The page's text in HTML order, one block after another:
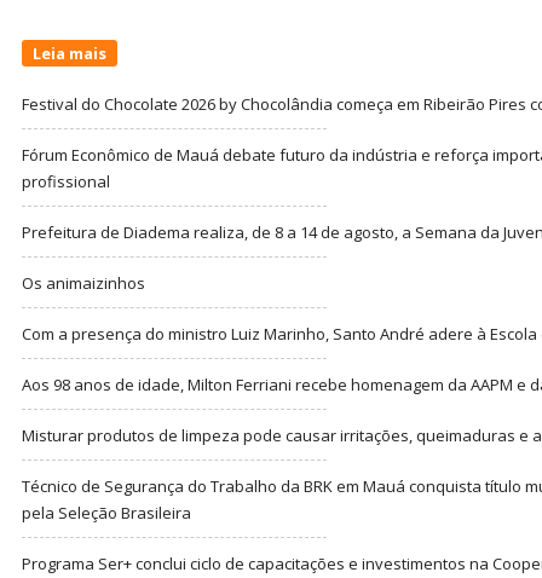
Leia mais
Festival do Chocolate 2026 by Chocolândia começa em Ribeirão Pires
Fórum Econômico de Mauá debate futuro da indústria e reforça
profissional
Prefeitura de Diadema realiza, de 8 a 14 de agosto, a Semana da
Os animaizinhos
Com a presença do ministro Luiz Marinho, Santo André adere à
Aos 98 anos de idade, Milton Ferriani recebe homenagem da AAPM e
Misturar produtos de limpeza pode causar irritações, queimaduras e
Técnico de Segurança do Trabalho da BRK em Mauá conquista título
pela Seleção Brasileira
Programa Ser+ conclui ciclo de capacitações e investimentos na